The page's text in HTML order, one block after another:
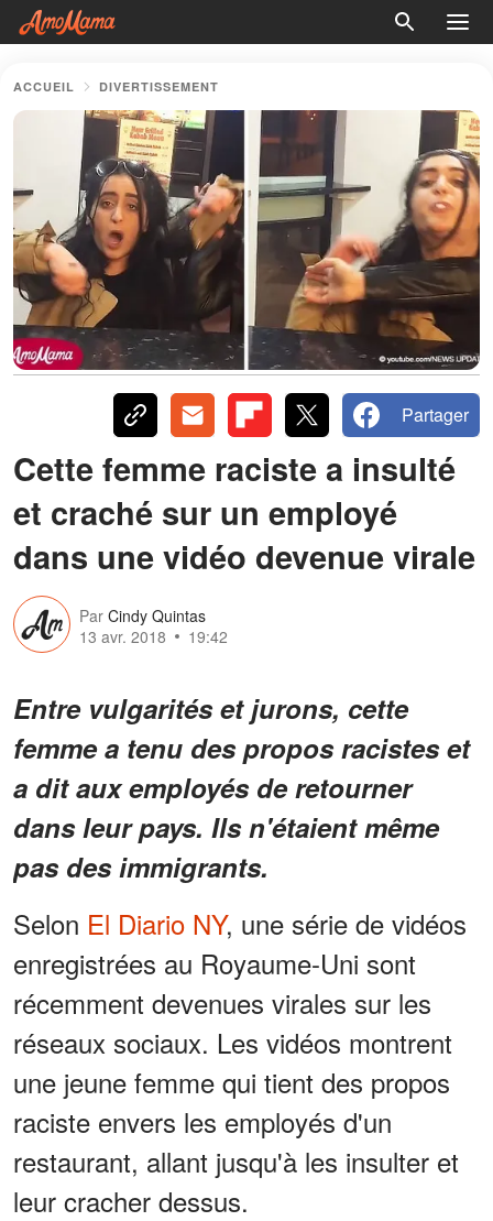
ACCUEIL DIVERTISSEMENT
Partager
Cette femme raciste a insulté
et craché sur un employé
dans une vidéo devenue virale
Par Cindy Quintas
13 avr. 2018
19:42
Entre vulgarités et jurons, cette
femme a tenu des propos racistes et
a dit aux employés de retourner
dans leur pays. Ils n'étaient même
pas des immigrants.
Selon El Diario NY, une série de vidéos
enregistrées au Royaume-Uni sont
récemment devenues virales sur les
réseaux sociaux. Les vidéos montrent
une jeune femme qui tient des propos
raciste envers les employés d'un
restaurant, allant jusqu'à les insulter et
leur cracher dessus.